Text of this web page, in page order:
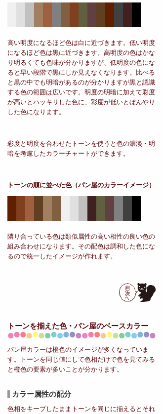
高い明度になるほど色は白に近づきます。低い明度
になるほど色は黒に近づきます。高明度の色はかな
り明るくても色味が分かりますが、低明度の色にな
ると早い段階で黒にしか見えなくなります。比べる
と黒の中でも明暗があるのが分かりますが黒と認識
する色の範囲は広いです。明度の明暗に加えて彩度
が高いとハッキリした色に、彩度が低いとぼんやり
した色になります。
彩度と明度を合わせたトーンを使うと色の濃淡・明
暗を考慮したカラーチャートができます。
トーンの順に並べた色（パン屋のカラーイメージ）
隣り合っている色は類似属性の高い相性の良い色の
組み合わせになります。その配色は調和した色にな
るので統一したイメージが作れます。
トーンを揃えた色・パン屋のベースカラー
パン屋カラーは橙色のイメージが多くなっていま
す。トーンを同じ値にして色相だけで色を見てみる
と橙色の要素が多いことが分かります。
カラー属性の配分
色相をキープしたままトーンを同じに揃えるとそれ